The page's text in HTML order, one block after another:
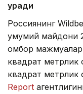
қуради
Россиянинг
умумий майдони
омбор
квадрат метрлик
квадрат
Report